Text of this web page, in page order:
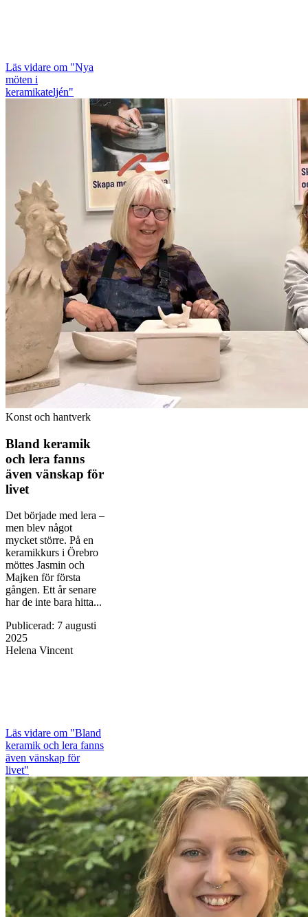
Läs vidare om "Nya
möten i
keramikateljén"
Konst och hantverk
Bland keramik
och lera fanns
även vänskap för
livet
Det började med lera –
men blev något
mycket större. På en
keramikkurs i Örebro
möttes Jasmin och
Majken för första
gången. Ett år senare
har de inte bara hitta...
Publicerad: 7 augusti
2025
Helena Vincent
Läs vidare om "Bland
keramik och lera fanns
även vänskap för
livet"